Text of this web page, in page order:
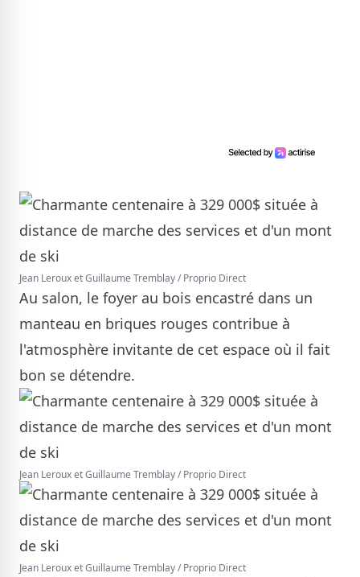
Jean Leroux et Guillaume Tremblay / Proprio Direct
Au salon, le foyer au bois encastré dans un
manteau en briques rouges contribue à
l'atmosphère invitante de cet espace où il fait
bon se détendre.
Jean Leroux et Guillaume Tremblay / Proprio Direct
Jean Leroux et Guillaume Tremblay / Proprio Direct